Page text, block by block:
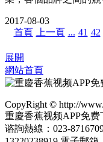
2017-08-03
首頁
上一頁 ... 41 42
展開
網站首頁
CopyRight © http://
重慶香蕉视频APP免
谘詢熱線：023-